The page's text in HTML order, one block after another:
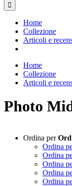
Home
Collezione
Articoli e
Home
Collezione
Articoli e
Photo
Ordina per
Ordina
Ordina
Ordina
Ordina
Ordina